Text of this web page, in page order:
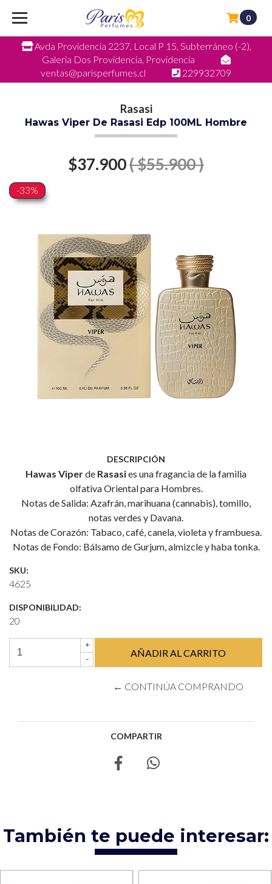
Avda Providencia 2237, Local P 15, Subterráneo (-2),
Galeria Dos Providencia, Providencia
ventas@parisperfumes.cl
229932709
0
Rasasi
Hawas Viper De Rasasi Edp 100ML Hombre
$37.900( $55.900 )
-33%
DESCRIPCIÓN
Hawas Viperde Rasasies una fragancia de la familia
olfativa Oriental para Hombres.
Notas de Salida: Azafrán, marihuana (cannabis), tomillo,
notas verdes y Davana.
Notas de Corazón: Tabaco, café, canela, violeta y frambuesa.
Notas de Fondo: Bálsamo de Gurjum, almizcle y haba tonka.
SKU:
4625
DISPONIBILIDAD:
20
+
-
← CONTINÚA COMPRANDO
COMPARTIR
También te puede interesar: